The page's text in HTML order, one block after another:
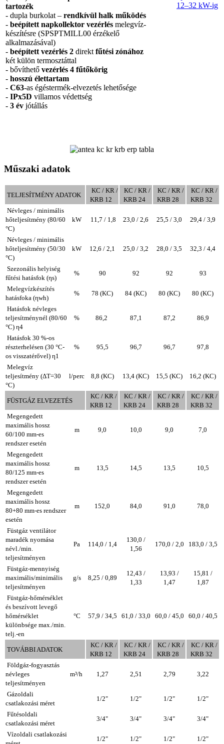
tartozék
- dupla burkolat – rendkívül halk működés
- beépített napkollektor vezérlés melegvíz-
készítésre (SPSPTMILL00 érzékelő
alkalmazásával)
- beépített vezérlés 2 direkt fűtési zónához
két külön termosztáttal
- bővíthető vezérlés 4 fűtőkörig
- hosszú élettartam
- C63-as égéstermék-elvezetés lehetősége
- IPx5D villamos védettség
- 3 év jótállás
12–32 kW-ig
Műszaki adatok
TELJESÍTMÉNY ADATOK
KC / KR /
KRB 12
KC / KR /
KRB 24
KC / KR /
KRB 28
KC / KR /
KRB 32
Névleges / minimális
hőteljesítmény (80/60
°C)
kW 11,7 / 1,8 23,0 / 2,6 25,5 / 3,0 29,4 / 3,9
Névleges / minimális
hőteljesítmény (50/30
°C)
kW 12,6 / 2,1 25,0 / 3,2 28,0 / 3,5 32,3 / 4,4
Szezonális helyiség
fűtési hatásfok (ηs)
% 90 92 92 93
Melegvízkészítés
hatásfoka (ηwh)
% 78 (KC) 84 (KC) 80 (KC) 80 (KC)
Hatásfok névleges
teljesítménynél (80/60
°C) η4
% 86,2 87,1 87,2 86,9
Hatásfok 30 %-os
részterhelésen (30 °C-
os visszatérővel) η1
% 95,5 96,7 96,7 97,8
Melegvíz
teljesítmény (ΔT=30
°C)
l/perc 8,8 (KC) 13,4 (KC) 15,5 (KC) 16,2 (KC)
FÜSTGÁZ ELVEZETÉS
KC / KR /
KRB 12
KC / KR /
KRB 24
KC / KR /
KRB 28
KC / KR /
KRB 32
Megengedett
maximális hossz
60/100 mm-es
rendszer esetén
m 9,0 10,0 9,0 7,0
Megengedett
maximális hossz
80/125 mm-es
rendszer esetén
m 13,5 14,5 13,5 10,5
Megengedett
maximális hossz
80+80 mm-es rendszer
esetén
m 152,0 84,0 91,0 78,0
Füstgáz ventilátor
maradék nyomása
névl./min.
teljesítményen
Pa 114,0 / 1,4
130,0 /
1,56
170,0 / 2,0 183,0 / 3,5
Füstgáz-mennyiség
maximális/minimális
teljesítményen
g/s 8,25 / 0,89
12,43 /
1,33
13,93 /
1,47
15,81 /
1,87
Füstgáz-hőmérséklet
és beszívott levegő
hőmérséklet
különbsége max./min.
telj.-en
°C 57,9 / 34,5 61,0 / 33,0 60,0 / 45,0 60,0 / 40,5
TOVÁBBI ADATOK
KC / KR /
KRB 12
KC / KR /
KRB 24
KC / KR /
KRB 28
KC / KR /
KRB 32
Földgáz-fogyasztás
névleges
teljesítményen
m³/h 1,27 2,51 2,79 3,22
Gázoldali
csatlakozási méret
1/2" 1/2" 1/2" 1/2"
Fűtésoldali
csatlakozási méret
3/4" 3/4" 3/4" 3/4"
Vízoldali csatlakozási
1/2" 1/2" 1/2" 1/2"